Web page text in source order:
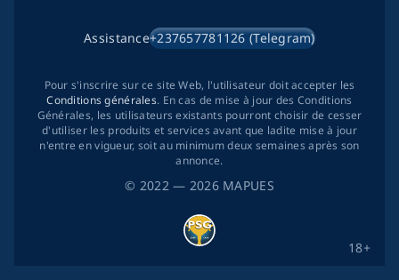
© 2022— 2026 MAPUES
Assistance+237657781126 (Telegram)
18+
Pour s'inscrire sur ce site Web, l'utilisateur doit accepter les
Conditions générales. En cas de mise à jour des Conditions
Générales, les utilisateurs existants pourront choisir de cesser
d'utiliser les produits et services avant que ladite mise à jour
n'entre en vigueur, soit au minimum deux semaines après son
annonce.